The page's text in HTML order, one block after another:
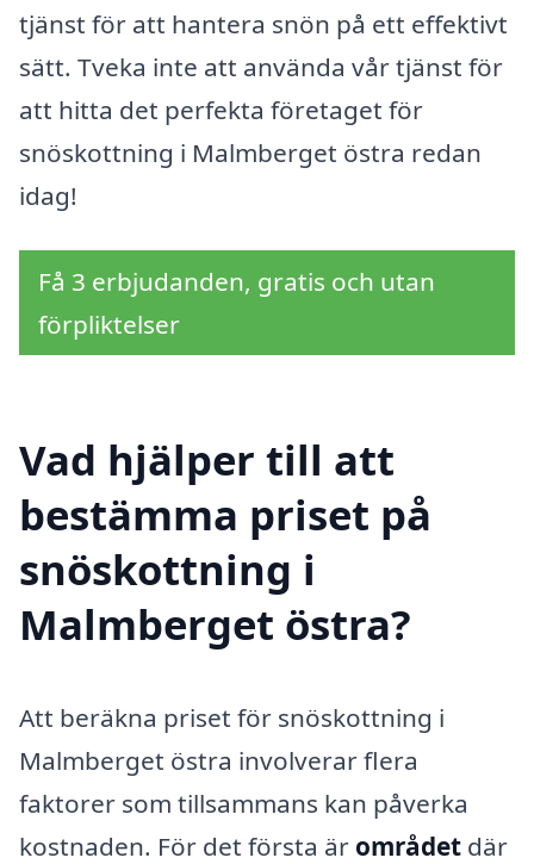
tjänst för att hantera snön på ett effektivt
sätt. Tveka inte att använda vår tjänst för
att hitta det perfekta företaget för
snöskottning i Malmberget östra redan
idag!
Få 3 erbjudanden, gratis och utan
förpliktelser
Vad hjälper till att
bestämma priset på
snöskottning i
Malmberget östra?
Att beräkna priset för snöskottning i
Malmberget östra involverar flera
faktorer som tillsammans kan påverka
kostnaden. För det första är området där